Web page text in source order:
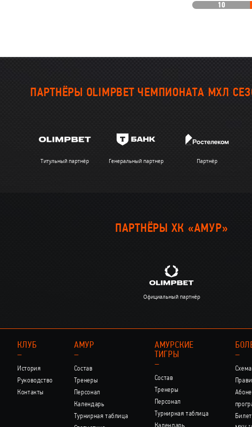
10
ПАРТНЁРЫ OLIMPBET ЧЕМПИОНАТА МХЛ
Титульный партнёр Генеральный партнер Партнёр
ПАРТНЁРЫ ХК «АМУР»
Официальный партнёр
КЛУБ
–
История
Руководство
Контакты
АМУР
–
Состав
Тренеры
Персонал
Календарь
Турнирная таблица
АМУРСКИЕ
ТИГРЫ
–
Состав
Тренеры
Персонал
Турнирная таблица
–